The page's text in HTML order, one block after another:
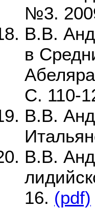
№3.
В.В.
в
С. 110-
В.В.
В.В.
16. (pdf)